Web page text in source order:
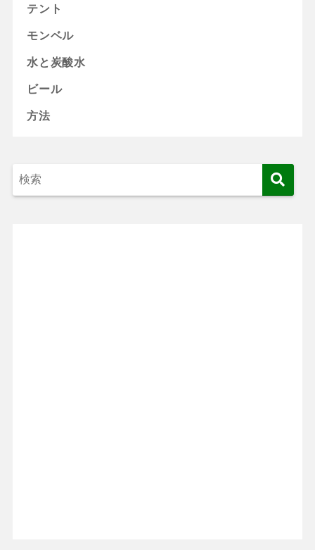
テント
モンベル
水と炭酸水
ビール
方法